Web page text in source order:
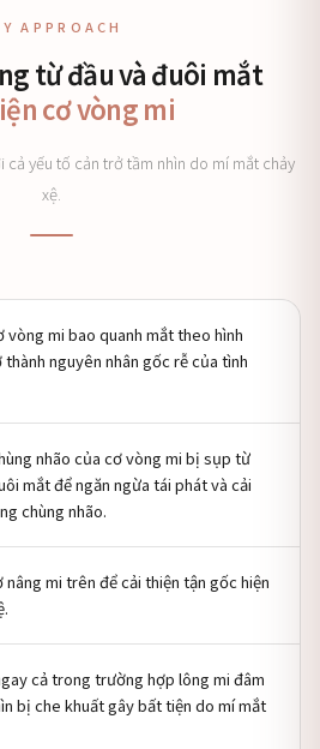
APPROACH
từ đầu và đuôi mắt
cơ vòng mi
cả yếu tố cản trở tầm nhìn do mí mắt chảy
xệ.
vòng mi bao quanh mắt theo hình
nguyên nhân gốc rễ của tình
nhão của cơ vòng mi bị sụp từ
mắt để ngăn ngừa tái phát và cải
chùng nhão.
nâng mi trên để cải thiện tận gốc hiện
cả trong trường hợp lông mi đâm
bị che khuất gây bất tiện do mí mắt